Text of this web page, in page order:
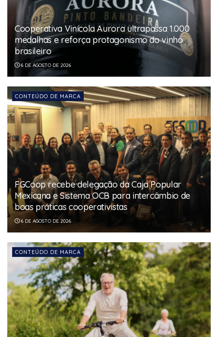
Cooperativa Vinícola Aurora ultrapassa 1.000
medalhas e reforça protagonismo do vinho
brasileiro
6 DE AGOSTO DE 2026
CONTEÚDO DE MARCA
FGCoop recebe delegação da Caja Popular
Mexicana e Sistema OCB para intercâmbio de
boas práticas cooperativistas
6 DE AGOSTO DE 2026
CONTEÚDO DE MARCA